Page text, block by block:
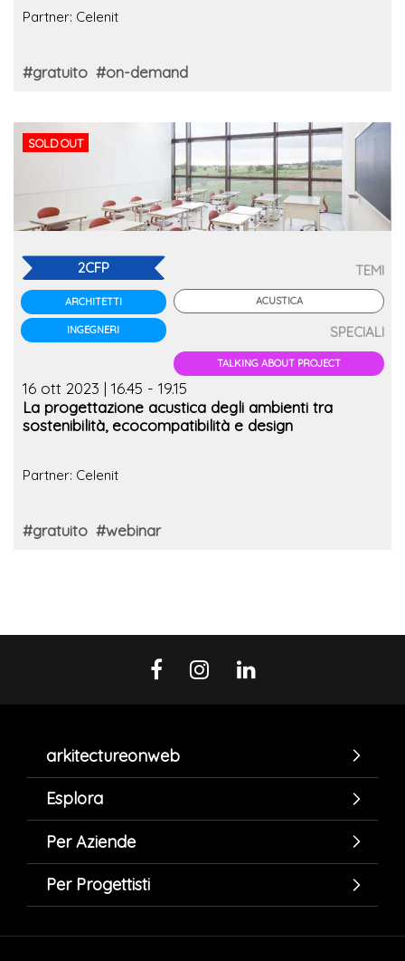
Partner: Celenit
#gratuito #on-demand
SOLD OUT
2CFP
ARCHITETTI
INGEGNERI
TEMI
ACUSTICA
SPECIALI
TALKING ABOUT PROJECT
16 ott 2023 | 16.45 - 19.15
La progettazione acustica degli ambienti tra
sostenibilità, ecocompatibilità e design
Partner: Celenit
#gratuito #webinar
arkitectureonweb
Esplora
Per Aziende
Per Progettisti